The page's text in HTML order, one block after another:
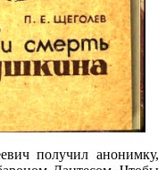
получил анонимку,